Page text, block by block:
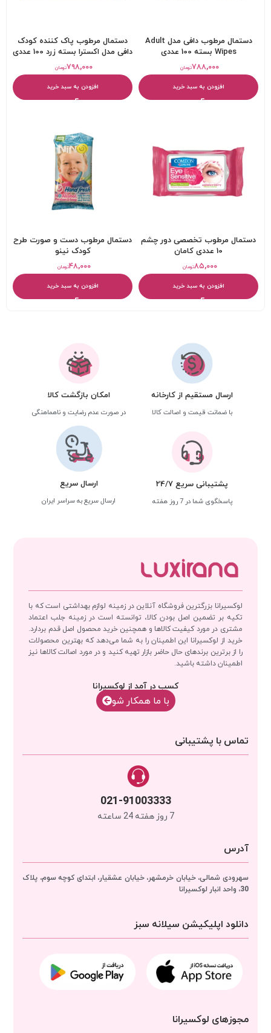
دستمال مرطوب دافی مدل Adult
Wipes بسته 100 عددی
تومان۷۸۸,۰۰۰
افزودن به سبد خرید
دستمال مرطوب پاک کننده کودک
دافی مدل اکسترا بسته زرد 100 عددی
تومان۷۹۸,۰۰۰
افزودن به سبد خرید
دستمال مرطوب تخصصی دور چشم
10 عددی کامان
تومان۸۵,۰۰۰
افزودن به سبد خرید
دستمال مرطوب دست و صورت طرح
کودک نینو
تومان۴۸,۰۰۰
افزودن به سبد خرید
ارسال مستقیم از کارخانه
با ضمانت قیمت و اصالت کالا
امکان بازگشت کالا
در صورت عدم رضایت و ناهماهنگی
پشتیبانی سریع 24/7
پاسخگوی شما در 7 روز هفته
ارسال سریع
ارسال سریع به سراسر ایران
لوکسیرانا بزرگترین فروشگاه آنلاین در زمینه لوازم بهداشتی است که با
تکیه بر تضمین اصل بودن کالا، توانسته است در زمینه جلب اعتماد
مشتری در مورد کیفیت کالاها و همچنین خرید محصول اصل قدم بردارد.
خرید از لوکسیرانا این اطمینان را به شما می‌دهد که بهترین محصولات
را از برترین برندهای حال حاضر بازار تهیه کنید و در مورد اصالت کالاها نیز
اطمینان داشته باشید.
کسب در آمد از لوکسیرانا
با‌‌ ما همکار شو
تماس با پشتیبانی
021-91003333
7 روز هفته 24 ساعته
آدرس
سهرودی شمالی، خیابان خرمشهر، خیابان عشقیار، ابتدای کوچه سوم، پلاک
30، واحد انبار
لوکسیرانا
دانلود اپلیکیشن سیلانه سبز
مجوزهای لوکسیرانا